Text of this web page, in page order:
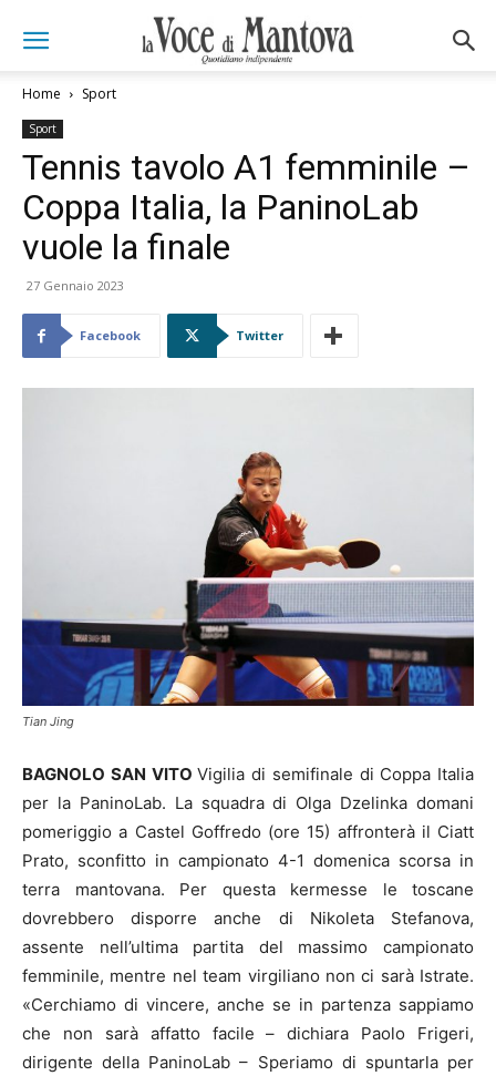
Home Sport
Sport
Tennis tavolo A1 femminile –
Coppa Italia, la PaninoLab
vuole la finale
27 Gennaio 2023
Facebook Twitter
Tian Jing
BAGNOLO SAN VITOVigilia di semifinale di Coppa Italia
per la PaninoLab. La squadra di Olga Dzelinka domani
pomeriggio a Castel Goffredo (ore 15) affronterà il Ciatt
Prato, sconfitto in campionato 4-1 domenica scorsa in
terra mantovana. Per questa kermesse le toscane
dovrebbero disporre anche di Nikoleta Stefanova,
assente nell’ultima partita del massimo campionato
femminile, mentre nel team virgiliano non ci sarà Istrate.
«Cerchiamo di vincere, anche se in partenza sappiamo
che non sarà affatto facile – dichiara Paolo Frigeri,
dirigente della PaninoLab – Speriamo di spuntarla per